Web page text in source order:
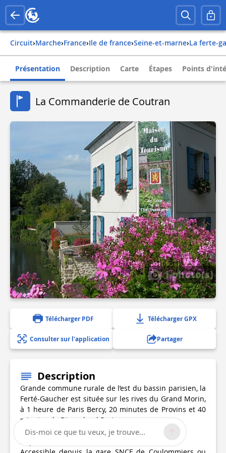
Circuit› Marche› france› ile de france› seine-et-marne› la ferte-
Présentation Description Carte Étapes Points
La Commanderie de Coutran
1 photo(s)
Télécharger PDF Télécharger GPX
Consulter sur l'application Partager
Description
Grande commune rurale de l’est du bassin parisien, la
Ferté-Gaucher est située sur les rives du Grand Morin,
à 1 heure de Paris Bercy, 20 minutes de Provins et 40
minutes de Disneyland Paris.
Départ à l'Office de Tourisme.
Dis-moi ce que tu veux, je trouve...